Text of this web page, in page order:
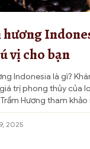
vị cho bạn
Indonesia là gì?
trị phong thủy của
Hương tham
hay còn gọi là trầm
được yêu thích
2025